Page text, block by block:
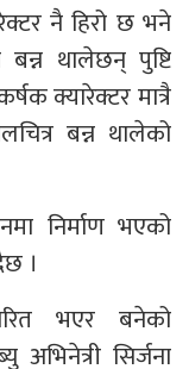
नै हिरो छ भने
थालेछन् पुष्टि
क्यारेक्टर मात्रै
बन्न थालेको
निर्माण भएको
।
भएर बनेको
अभिनेत्री सिर्जना